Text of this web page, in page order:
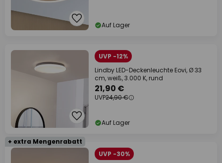
Auf Lager
UVP -12%
Lindby LED-Deckenleuchte Eovi, Ø 33
cm, weiß, 3.000 K, rund
21,90 €
UVP24,90 €
Auf Lager
+ extra Mengenrabatt
UVP -30%